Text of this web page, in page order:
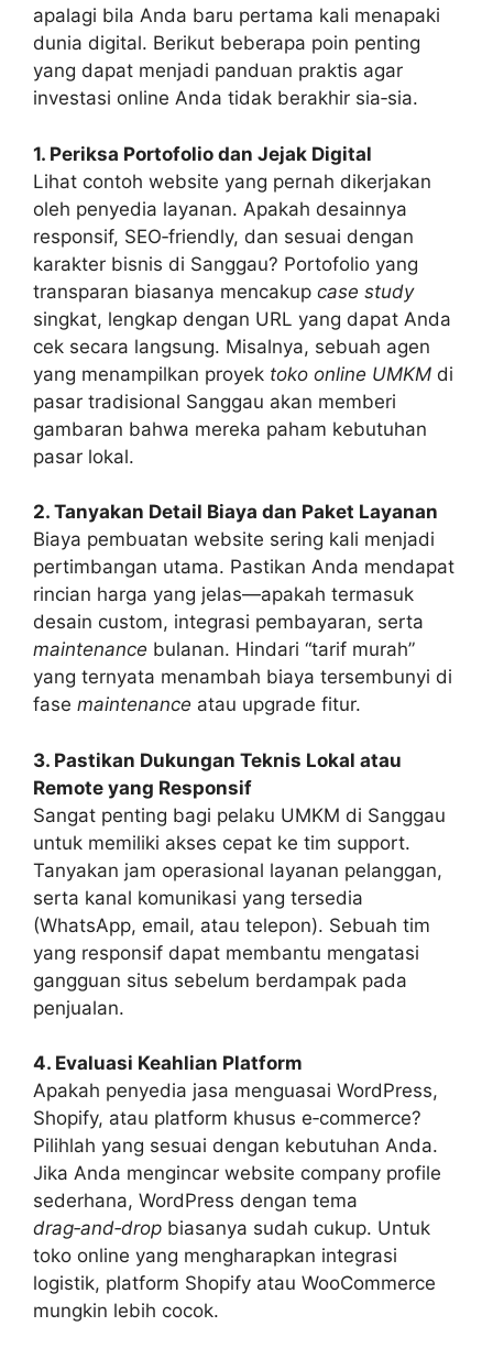
apalagi bila Anda baru pertama kali menapaki
dunia digital. Berikut beberapa poin penting
yang dapat menjadi panduan praktis agar
investasi online Anda tidak berakhir sia‑sia.
1. Periksa Portofolio dan Jejak Digital
Lihat contoh website yang pernah dikerjakan
oleh penyedia layanan. Apakah desainnya
responsif, SEO‑friendly, dan sesuai dengan
karakter bisnis di Sanggau? Portofolio yang
transparan biasanya mencakup case study
singkat, lengkap dengan URL yang dapat Anda
cek secara langsung. Misalnya, sebuah agen
yang menampilkan proyek toko online UMKM di
pasar tradisional Sanggau akan memberi
gambaran bahwa mereka paham kebutuhan
pasar lokal.
2. Tanyakan Detail Biaya dan Paket Layanan
Biaya pembuatan website sering kali menjadi
pertimbangan utama. Pastikan Anda mendapat
rincian harga yang jelas—apakah termasuk
desain custom, integrasi pembayaran, serta
maintenance bulanan. Hindari “tarif murah”
yang ternyata menambah biaya tersembunyi di
fase maintenance atau upgrade fitur.
3. Pastikan Dukungan Teknis Lokal atau
Remote yang Responsif
Sangat penting bagi pelaku UMKM di Sanggau
untuk memiliki akses cepat ke tim support.
Tanyakan jam operasional layanan pelanggan,
serta kanal komunikasi yang tersedia
(WhatsApp, email, atau telepon). Sebuah tim
yang responsif dapat membantu mengatasi
gangguan situs sebelum berdampak pada
penjualan.
4. Evaluasi Keahlian Platform
Apakah penyedia jasa menguasai WordPress,
Shopify, atau platform khusus e‑commerce?
Pilihlah yang sesuai dengan kebutuhan Anda.
Jika Anda mengincar website company profile
sederhana, WordPress dengan tema
drag‑and‑drop biasanya sudah cukup. Untuk
toko online yang mengharapkan integrasi
logistik, platform Shopify atau WooCommerce
mungkin lebih cocok.